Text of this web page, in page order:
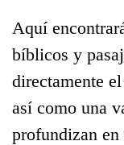
Aquí
bíblicos y
directamente
así como una
profundizan